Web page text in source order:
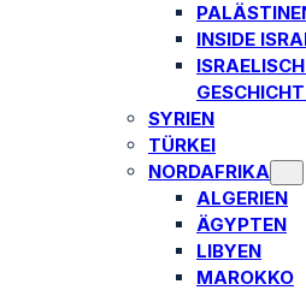
INSIDE
SYRIEN
TÜRKEI
NORDAFRIKA
ALGERIEN
ÄGYPTEN
LIBYEN
MAROKKO